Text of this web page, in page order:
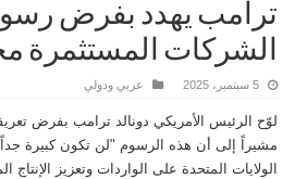
ترامب يهدد بفرض
الشركات المستثمرة
5 سبتمبر، 2025 عربي ودولي
لوّح الرئيس الأمريكي دونالد ترامب بفرض
مشيراً إلى أن هذه الرسوم "لن تكون كبيرة
الولايات المتحدة على الواردات وتعزيز الإنتاج